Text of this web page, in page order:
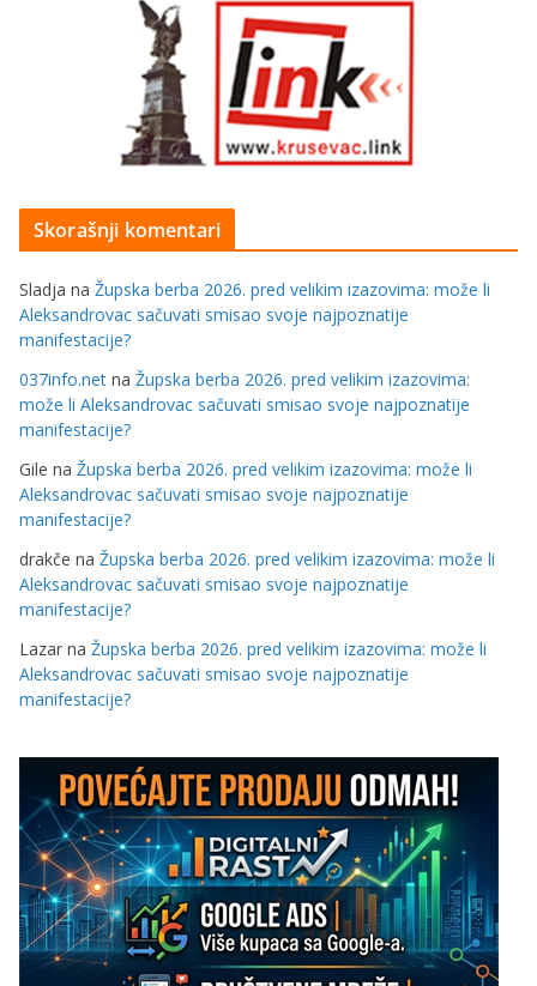
Skorašnji komentari
Sladja na Župska berba 2026. pred velikim izazovima: može li
Aleksandrovac sačuvati smisao svoje najpoznatije
manifestacije?
037info.net na Župska berba 2026. pred velikim izazovima:
može li Aleksandrovac sačuvati smisao svoje najpoznatije
manifestacije?
Gile na Župska berba 2026. pred velikim izazovima: može li
Aleksandrovac sačuvati smisao svoje najpoznatije
manifestacije?
drakče na Župska berba 2026. pred velikim izazovima: može li
Aleksandrovac sačuvati smisao svoje najpoznatije
manifestacije?
Lazar na Župska berba 2026. pred velikim izazovima: može li
Aleksandrovac sačuvati smisao svoje najpoznatije
manifestacije?